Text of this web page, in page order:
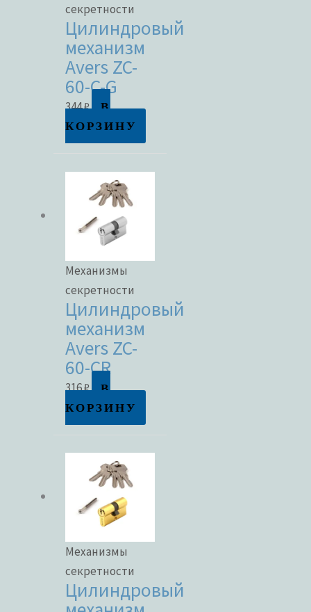
секретности
Цилиндровый
механизм
Avers ZC-
60-C-G
344₽
В
КОРЗИНУ
Механизмы
секретности
Цилиндровый
механизм
Avers ZC-
60-CR
316₽
В
КОРЗИНУ
Механизмы
секретности
Цилиндровый